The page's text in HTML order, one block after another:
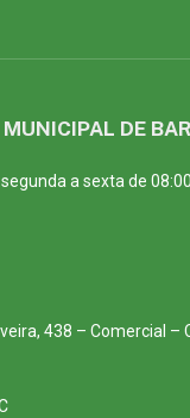
DE
a sexta de
438 – Comercial –